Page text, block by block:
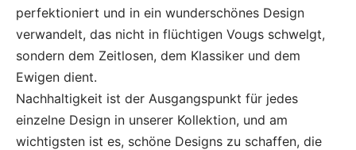
perfektioniert und in ein wunderschönes Design
verwandelt, das nicht in flüchtigen Vougs schwelgt,
sondern dem Zeitlosen, dem Klassiker und dem
Ewigen dient.
Nachhaltigkeit ist der Ausgangspunkt für jedes
einzelne Design in unserer Kollektion, und am
wichtigsten ist es, schöne Designs zu schaffen, die